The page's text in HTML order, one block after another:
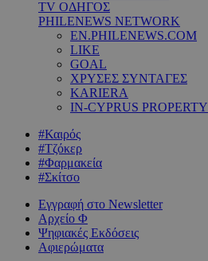
TV ΟΔΗΓΟΣ
PHILENEWS NETWORK
EN.PHILENEWS.COM
LIKE
GOAL
ΧΡΥΣΕΣ ΣΥΝΤΑΓΕΣ
KARIERA
IN-CYPRUS PROPERTY
#Καιρός
#Τζόκερ
#Φαρμακεία
#Σκίτσο
Εγγραφή στο Newsletter
Αρχείο Φ
Ψηφιακές Εκδόσεις
Αφιερώματα